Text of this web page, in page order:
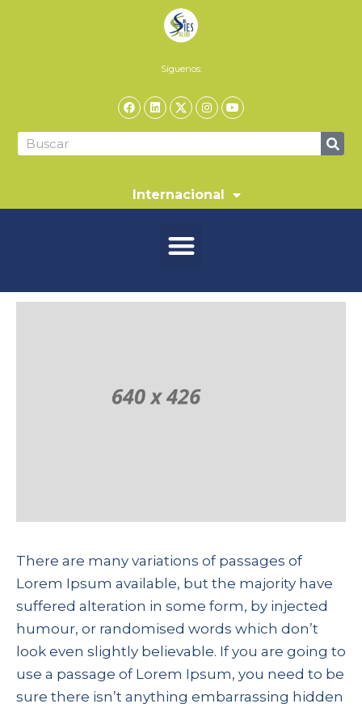
Síguenos:
Internacional
There are many variations of passages of
Lorem Ipsum available, but the majority have
suffered alteration in some form, by injected
humour, or randomised words which don’t
look even slightly believable. If you are going to
use a passage of Lorem Ipsum, you need to be
sure there isn’t anything embarrassing hidden